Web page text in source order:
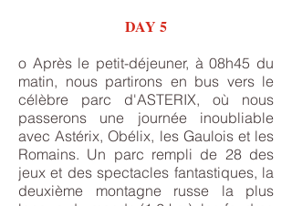
DAY 5
o Après le petit-déjeuner, à 08h45 du
matin, nous partirons en bus vers le
célèbre parc d'ASTERIX, où nous
passerons une journée inoubliable
avec Astérix, Obélix, les Gaulois et les
Romains. Un parc rempli de 28 des
jeux et des spectacles fantastiques, la
deuxième montagne russe la plus